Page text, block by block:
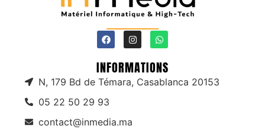
INFORMATIONS
N, 179 Bd de Témara, Casablanca 20153
05 22 50 29 93
contact@inmedia.ma